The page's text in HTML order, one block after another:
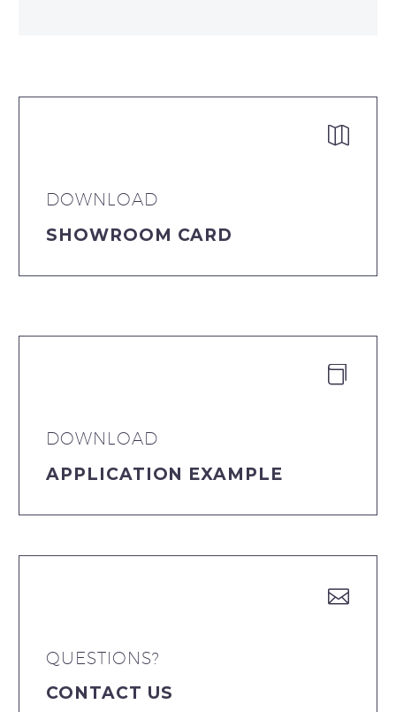


DOWNLOAD
SHOWROOM CARD


DOWNLOAD
APPLICATION EXAMPLE


QUESTIONS?
CONTACT US